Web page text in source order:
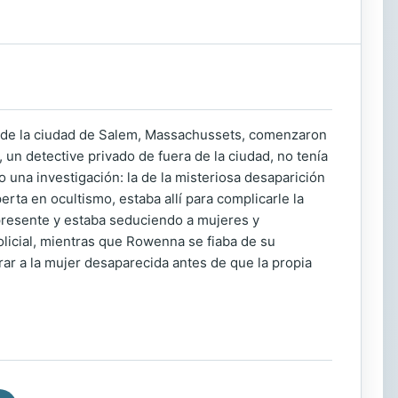
la ciudad de Salem, Massachussets, comenzaron
detective privado de fuera de la ciudad, no tenía
una investigación: la de la misteriosa desaparición
en ocultismo, estaba allí para complicarle la
y estaba seduciendo a mujeres y
mientras que Rowenna se fiaba de su
a la mujer desaparecida antes de que la propia